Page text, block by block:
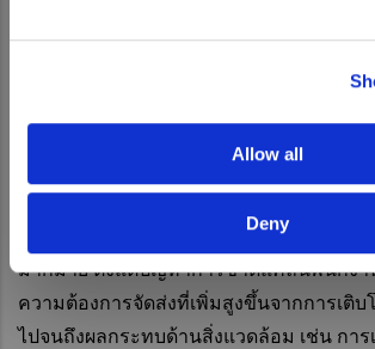
Allow all
Deny
กว่า 80 ปีที่ UD Trucks ได้มอบรถบรรทุกแล
ต้องการในปัจจุบัน
ปัจจุบันอุตสาหกรรมโลจิสติกส์กำลังเผชิญกั
มากมาย ตั้งแต่ปัญหาการขาดแคลนพนักง
ความต้องการจัดส่งที่เพิ่มสูงขึ้นจากการเติ
ไปจนถึงผลกระทบด้านสิ่งแวดล้อม เช่น การ